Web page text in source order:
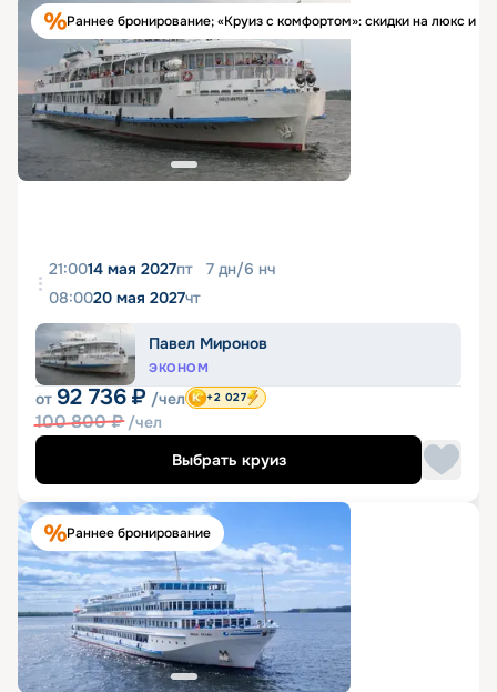
Раннее бронирование; «Круиз с комфортом»: скидки на люкс и
21:0014 мая 2027пт 7 дн/6 нч
08:0020 мая 2027чт
Павел Миронов
ЭКОНОМ
от 92 736 ₽ /чел
100 800₽ /чел
+2 027
Выбрать круиз
Раннее бронирование